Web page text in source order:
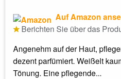
Auf Amazon
Berichten Sie über das
Angenehm auf der Haut,
dezent parfümiert. Weißelt
Tönung. Eine pflegende...